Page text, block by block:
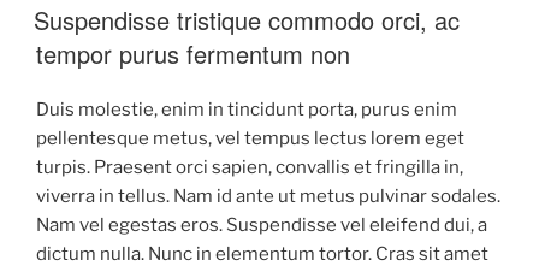
Suspendisse tristique commodo orci, ac
tempor purus fermentum non
Duis molestie, enim in tincidunt porta, purus enim
pellentesque metus, vel tempus lectus lorem eget
turpis. Praesent orci sapien, convallis et fringilla in,
viverra in tellus. Nam id ante ut metus pulvinar sodales.
Nam vel egestas eros. Suspendisse vel eleifend dui, a
dictum nulla. Nunc in elementum tortor. Cras sit amet